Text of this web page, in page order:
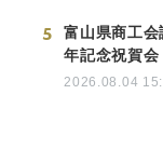
5
富山県商工
年記念祝賀
2026.08.04